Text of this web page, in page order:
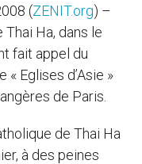
(ZENIT.org) –
Ha, dans le
fait appel du
Eglises d’Asie »
de Paris.
de Thai Ha
à des peines